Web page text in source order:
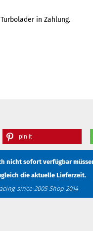
in Zahlung.
pin it
nicht sofort verfügbar
die aktuelle Lieferzeit.
since 2005 Shop 2014